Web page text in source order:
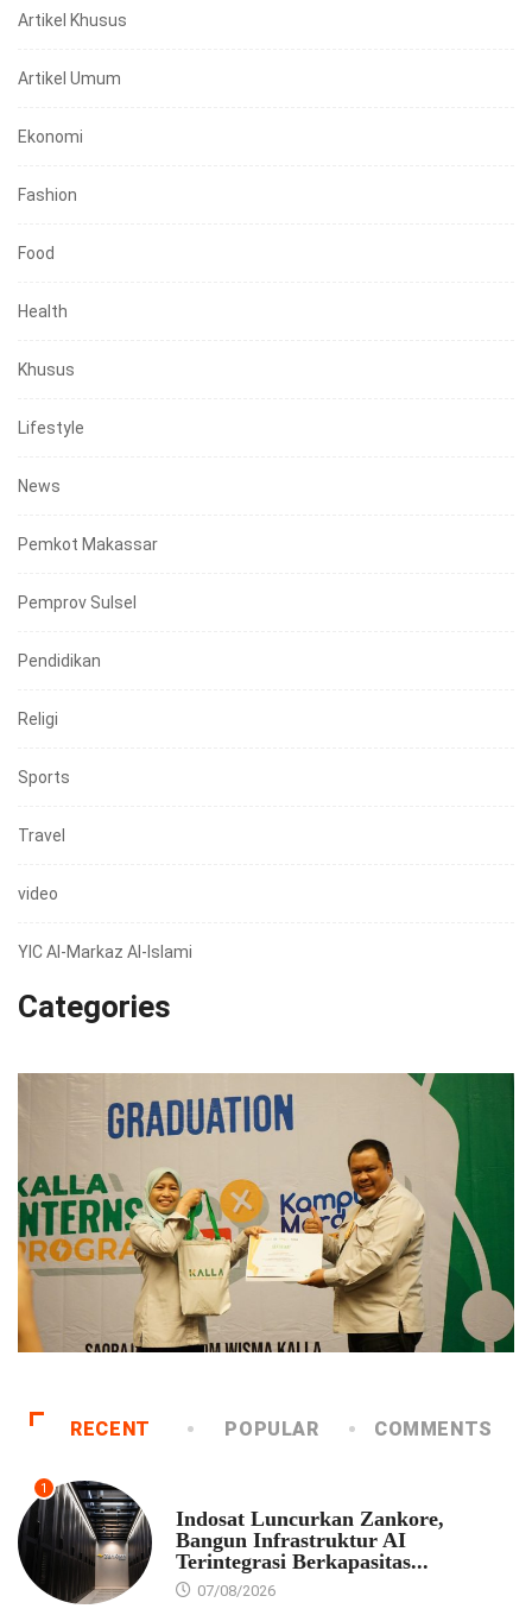
Artikel Khusus
Artikel Umum
Ekonomi
Fashion
Food
Health
Khusus
Lifestyle
News
Pemkot Makassar
Pemprov Sulsel
Pendidikan
Religi
Sports
Travel
video
YIC Al-Markaz Al-Islami
Categories
RECENT POPULAR COMMENTS
1
Indosat Luncurkan Zankore,
Bangun Infrastruktur AI
Terintegrasi Berkapasitas...
07/08/2026